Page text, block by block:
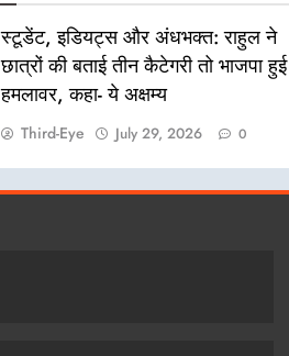
स्टूडेंट, इडियट्स और अंधभक्त: राहुल ने
छात्रों की बताई तीन कैटेगरी तो भाजपा हुई
हमलावर, कहा- ये अक्षम्य
Third-Eye July 29, 2026 0